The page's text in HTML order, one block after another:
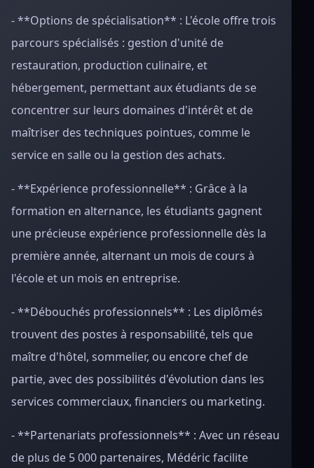
- **Options de spécialisation** : L'école offre trois
parcours spécialisés : gestion d'unité de
restauration, production culinaire, et
hébergement, permettant aux étudiants de se
concentrer sur leurs domaines d'intérêt et de
maîtriser des techniques pointues, comme le
service en salle ou la gestion des achats.
- **Expérience professionnelle** : Grâce à la
formation en alternance, les étudiants gagnent
une précieuse expérience professionnelle dès la
première année, alternant un mois de cours à
l'école et un mois en entreprise.
- **Débouchés professionnels** : Les diplômés
trouvent des postes à responsabilité, tels que
maître d'hôtel, sommelier, ou encore chef de
partie, avec des possibilités d'évolution dans les
services commerciaux, financiers ou marketing.
- **Partenariats professionnels** : Avec un réseau
de plus de 5 000 partenaires, Médéric facilite